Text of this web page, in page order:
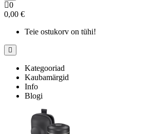
0
0,00 €
Teie ostukorv on tühi!
Kategooriad
Kaubamärgid
Info
Blogi